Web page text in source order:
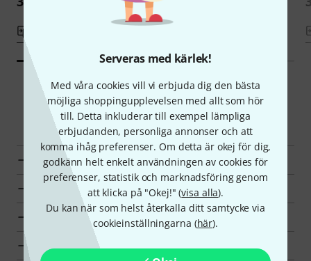
Serveras med kärlek!
Med våra cookies vill vi erbjuda dig den bästa
möjliga shoppingupplevelsen med allt som hör
till. Detta inkluderar till exempel lämpliga
erbjudanden, personliga annonser och att
komma ihåg preferenser. Om detta är okej för dig,
godkänn helt enkelt användningen av cookies för
preferenser, statistik och marknadsföring genom
att klicka på "Okej!" (visa alla).
Du kan när som helst återkalla ditt samtycke via
cookieinställningarna (här).
Smart Navigator
till produktgrupp Energy chimes
till produktgrupp Meditation och musikterapi
till produktgrupp Klassiska instrument
visa tillverkarinformation för Thomann